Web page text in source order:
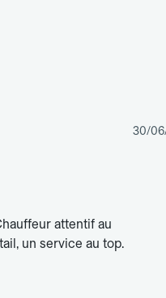
30/
attentif au
un service au top.